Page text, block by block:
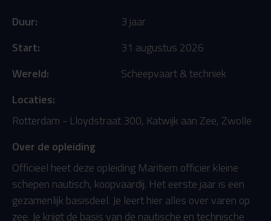
Duur:
3 jaar
Start:
31 augustus 2026
Wereld:
Scheepvaart & techniek
Locaties:
Rotterdam - Lloydstraat 300, Katwijk aan Zee, Zwolle
Over de opleiding
Officieel heet deze opleiding Maritiem officier kleine
schepen nautisch, koopvaardij. Het eerste jaar is een
gezamenlijk basisdeel. Je leert hier alles over varen op
zee. Je krijgt de basis van de nautische en technische